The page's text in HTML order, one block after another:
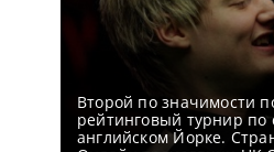
Второй по значимости
рейтинговый турнир по
английском Йорке.